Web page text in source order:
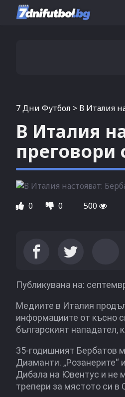
7 Дни Футбол > В Италия
В Италия
преговори
0 0 500
Публикувана на:
Медиите в Италия
информациите от късно
българският нападател,
35-годишният Бербатов
Диаманти. „Розанерите“
Дибала на Ювентус и не
трепери за мястото си в